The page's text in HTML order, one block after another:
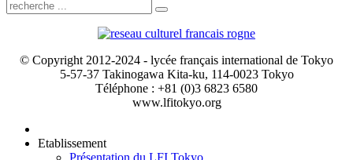
© Copyright 2012-2024 - lycée français international de Tokyo
5-57-37 Takinogawa Kita-ku, 114-0023 Tokyo
Téléphone : +81 (0)3 6823 6580
www.lfitokyo.org
Etablissement
Présentation du LFI Tokyo